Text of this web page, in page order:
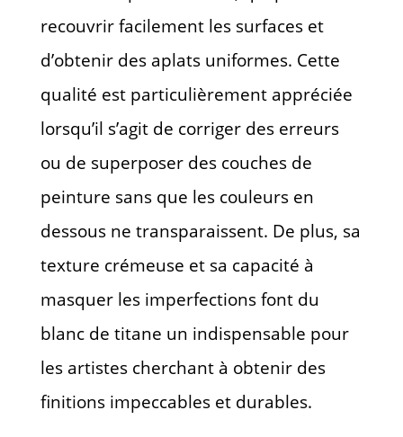
recouvrir facilement les surfaces et
d’obtenir des aplats uniformes. Cette
qualité est particulièrement appréciée
lorsqu’il s’agit de corriger des erreurs
ou de superposer des couches de
peinture sans que les couleurs en
dessous ne transparaissent. De plus, sa
texture crémeuse et sa capacité à
masquer les imperfections font du
blanc de titane un indispensable pour
les artistes cherchant à obtenir des
finitions impeccables et durables.